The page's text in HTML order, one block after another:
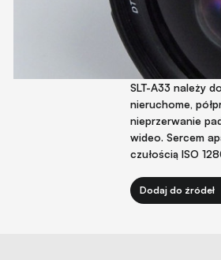
SLT-A33 należy
nieruchome,
nieprzerwanie
wideo. Sercem
czułością ISO
Dodaj do źródeł